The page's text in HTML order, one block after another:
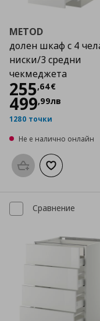
METOD
долен шкаф с 4
ниски/3 средни
чекмеджета
255,64€
Цена
499,99лв
1280 точки
Не е налично онлайн
Προσθήκη στο καλάθι
Добави към
Сравнение